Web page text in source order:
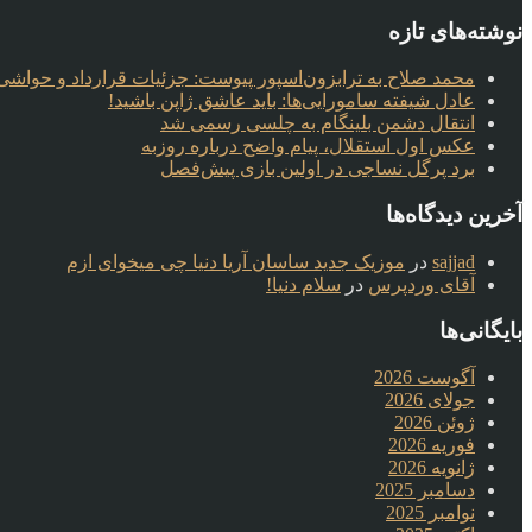
نوشته‌های تازه
محمد صلاح به ترابزون‌اسپور پیوست: جزئیات قرارداد و حواشی
عادل شیفته سامورایی‌ها: باید عاشق ژاپن باشید!
انتقال دشمن بلینگام به چلسی رسمی شد
عکس اول استقلال، پیام واضح درباره روزبه
برد پرگل نساجی در اولین بازی پیش‌فصل
آخرین دیدگاه‌ها
sajjad در موزیک جدید ساسان آریا دنیا چی میخوای ازم
آقای وردپرس در سلام دنیا!
بایگانی‌ها
آگوست 2026
جولای 2026
ژوئن 2026
فوریه 2026
ژانویه 2026
دسامبر 2025
نوامبر 2025